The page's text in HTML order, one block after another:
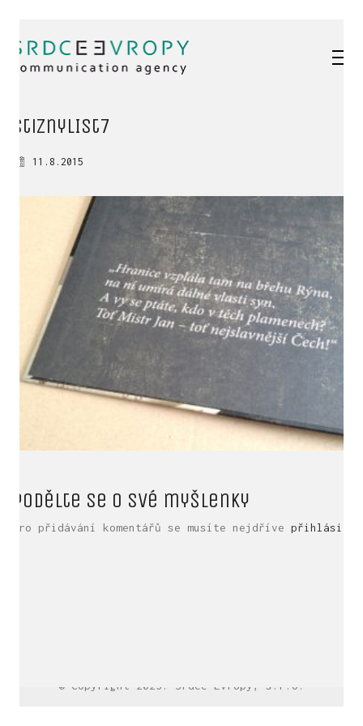
stiznyLIst7
11.8.2015
Podělte se o své myšlenky
Pro přidávání komentářů se musíte nejdříve přihlásit
© Copyright 2025. Srdce Evropy, s.r.o.